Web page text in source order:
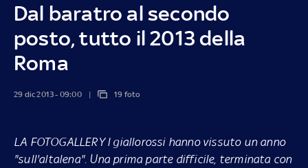
Dal baratro al secondo
posto, tutto il 2013 della
Roma
29 dic 2013 - 09:00 19 foto
LA FOTOGALLERYI giallorossi hanno vissuto un anno
"sull'altalena". Una prima parte difficile, terminata con